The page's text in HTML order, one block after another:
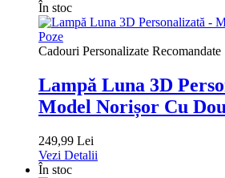
În stoc
Cadouri Personalizate Recomandate
Lampă Luna 3D
Model Norișor Cu
249,99 Lei
Vezi Detalii
În stoc